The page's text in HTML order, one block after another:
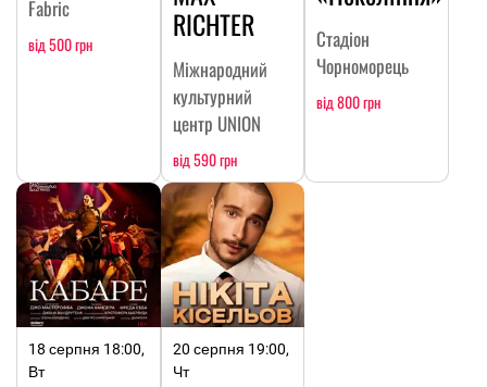
Fabric
від 500 грн
RICHTER
Міжнародний
культурний
центр UNION
від 590 грн
Стадіон
Чорноморець
від 800 грн
18 серпня 18:00,
Вт
20 серпня 19:00,
Чт